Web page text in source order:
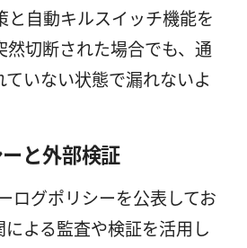
と自動キルスイッチ機能を
然切断された場合でも、通
いない状態で漏れないよ
と外部検証
ログポリシーを公表してお
による監査や検証を活用し